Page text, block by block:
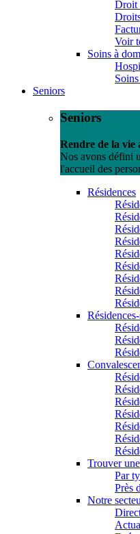
Droit
Voir
Soins à
Seniors
Seniors
Rendre de la vie
Nos avons défini
l'accueil des
Résidences
Trouver
Par
Près
Notre